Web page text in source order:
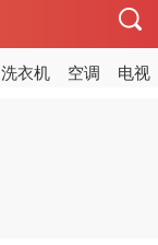
洗衣机 空调 电视